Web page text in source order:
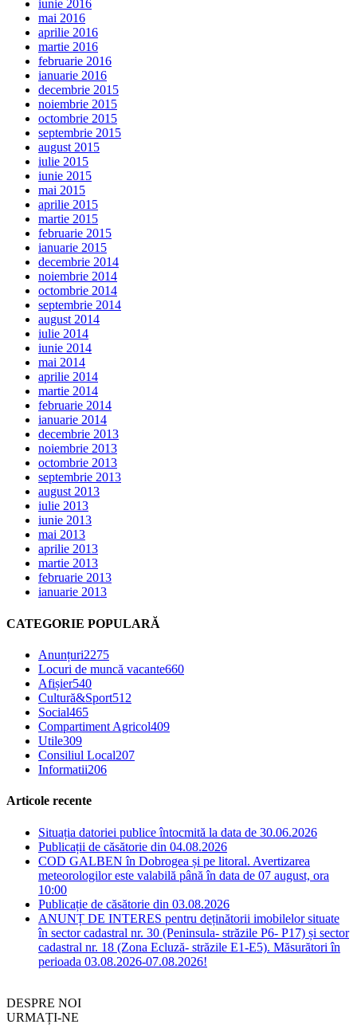
iunie 2016
mai 2016
aprilie 2016
martie 2016
februarie 2016
ianuarie 2016
decembrie 2015
noiembrie 2015
octombrie 2015
septembrie 2015
august 2015
iulie 2015
iunie 2015
mai 2015
aprilie 2015
martie 2015
februarie 2015
ianuarie 2015
decembrie 2014
noiembrie 2014
octombrie 2014
septembrie 2014
august 2014
iulie 2014
iunie 2014
mai 2014
aprilie 2014
martie 2014
februarie 2014
ianuarie 2014
decembrie 2013
noiembrie 2013
octombrie 2013
septembrie 2013
august 2013
iulie 2013
iunie 2013
mai 2013
aprilie 2013
martie 2013
februarie 2013
ianuarie 2013
CATEGORIE POPULARĂ
Anunțuri2275
Locuri de muncă vacante660
Afișier540
Cultură&Sport512
Social465
Compartiment Agricol409
Utile309
Consiliul Local207
Informatii206
Articole recente
Situația datoriei publice întocmită la data de 30.06.2026
Publicații de căsătorie din 04.08.2026
COD GALBEN în Dobrogea și pe litoral. Avertizarea
meteorologilor este valabilă până în data de 07 august, ora
10:00
Publicație de căsătorie din 03.08.2026
ANUNȚ DE INTERES pentru deținătorii imobilelor situate
în sector cadastral nr. 30 (Peninsula- străzile P6- P17) și sector
cadastral nr. 18 (Zona Ecluză- străzile E1-E5). Măsurători în
perioada 03.08.2026-07.08.2026!
DESPRE NOI
URMAȚI-NE